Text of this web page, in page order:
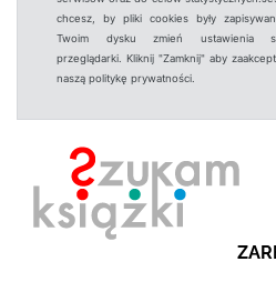
chcesz, by pliki cookies były
Twoim dysku zmień ustawienia
przeglądarki. Kliknij "Zamknij" aby
naszą politykę prywatności.